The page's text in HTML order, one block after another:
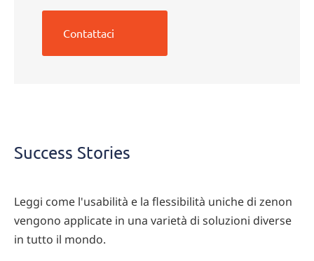
Contattaci
Success Stories
Leggi come l'usabilità e la flessibilità uniche di zenon
vengono applicate in una varietà di soluzioni diverse
in tutto il mondo.